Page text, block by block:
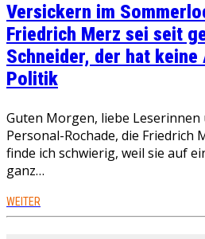
Versickern im
Friedrich Merz sei seit
Schneider, der hat keine
Politik
Guten Morgen, liebe Leserinnen
Personal-Rochade, die Friedrich
finde ich schwierig, weil sie auf
ganz…
WEITER